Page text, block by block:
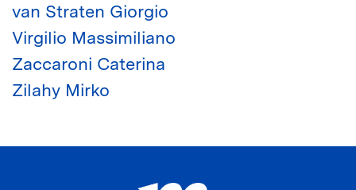
van Straten Giorgio
Virgilio Massimiliano
Zaccaroni Caterina
Zilahy Mirko